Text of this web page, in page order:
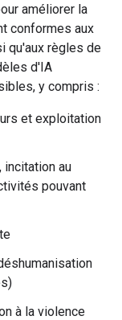
améliorer la
conformes aux
qu'aux règles de
d'IA
y compris :
et exploitation
incitation au
pouvant
à la violence